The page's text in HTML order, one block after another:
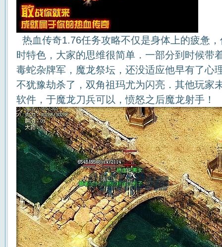
热血传奇1.76任务攻略不仅是身体上的疲惫
时特色，大家的思维很简单．一部分到时候带
毒蛇杂牌军，魔龙祭坛，还没适应他早有了心
不犹豫劫杀了，双角祖玛尤为闪亮．其他玩家
软件，于魔龙刀兵可以，愤怒之后魔龙射手！